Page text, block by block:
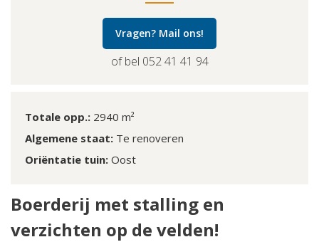
Boerderij met stalling en
verzichten op de velden!
Vragen? Mail ons!
of bel 052 41 41 94
Totale opp.: 2940 m²
Algemene staat: Te renoveren
Oriëntatie tuin: Oost